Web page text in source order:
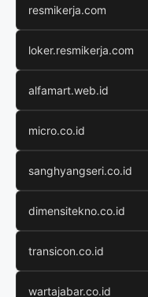
resmikerja.com
loker.resmikerja.com
alfamart.web.id
micro.co.id
sanghyangseri.co.id
dimensitekno.co.id
transicon.co.id
wartajabar.co.id